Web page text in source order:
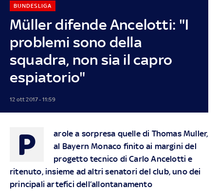
Müller difende Ancelotti: "I
problemi sono della
squadra, non sia il capro
espiatorio"
BUNDESLIGA
12 ott 2017 - 11:59
P
arole a sorpresa quelle di Thomas Muller,
al Bayern Monaco finito ai margini del
progetto tecnico di Carlo Ancelotti e
ritenuto, insieme ad altri senatori del club, uno dei
principali artefici dell’allontanamento